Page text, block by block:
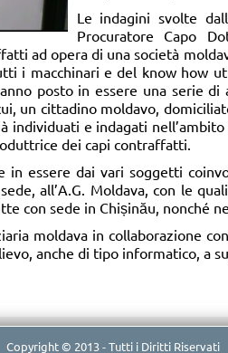
Le indagini svolte
Procuratore Capo
ad opera di una società
i macchinari e del know how
posto in essere una serie
un cittadino moldavo,
individuati e indagati
dei capi contraffatti.
essere dai vari soggetti
all’A.G. Moldava, con le
con sede in Chișinău, nonché
moldava in collaborazione
anche di tipo informatico, a
Copyright © 2013 - Tutti i Diritti Riservati